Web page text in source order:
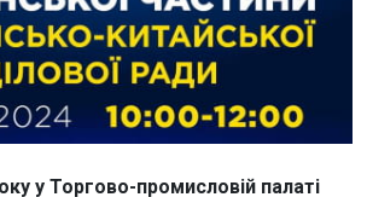
у Торгово-промисловій палаті